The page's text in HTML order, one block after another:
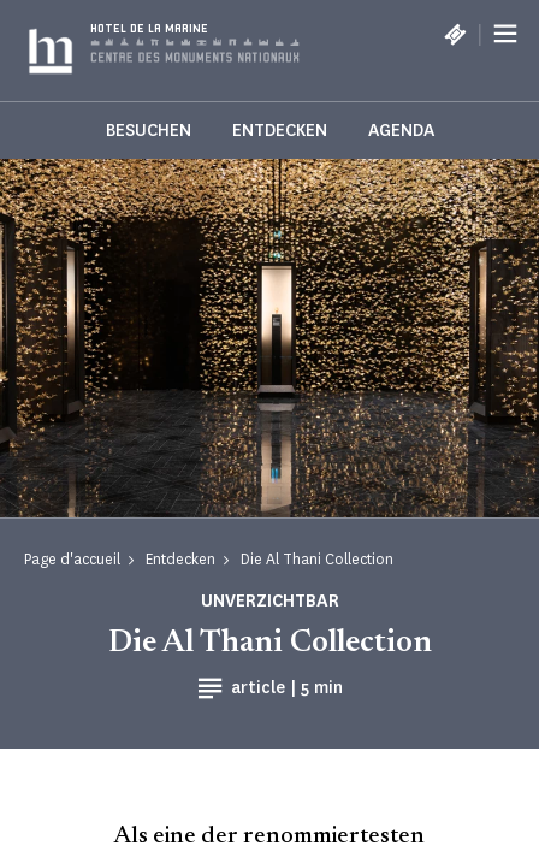
HOTEL DE LA MARINE |
BESUCHEN ENTDECKEN AGENDA
Page d'accueil Entdecken Die Al Thani Collection
UNVERZICHTBAR
article | Lesezeit
5 min
Die Al Thani Collection
Als eine der renommiertesten